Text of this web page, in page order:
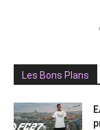
Les Bons Plans